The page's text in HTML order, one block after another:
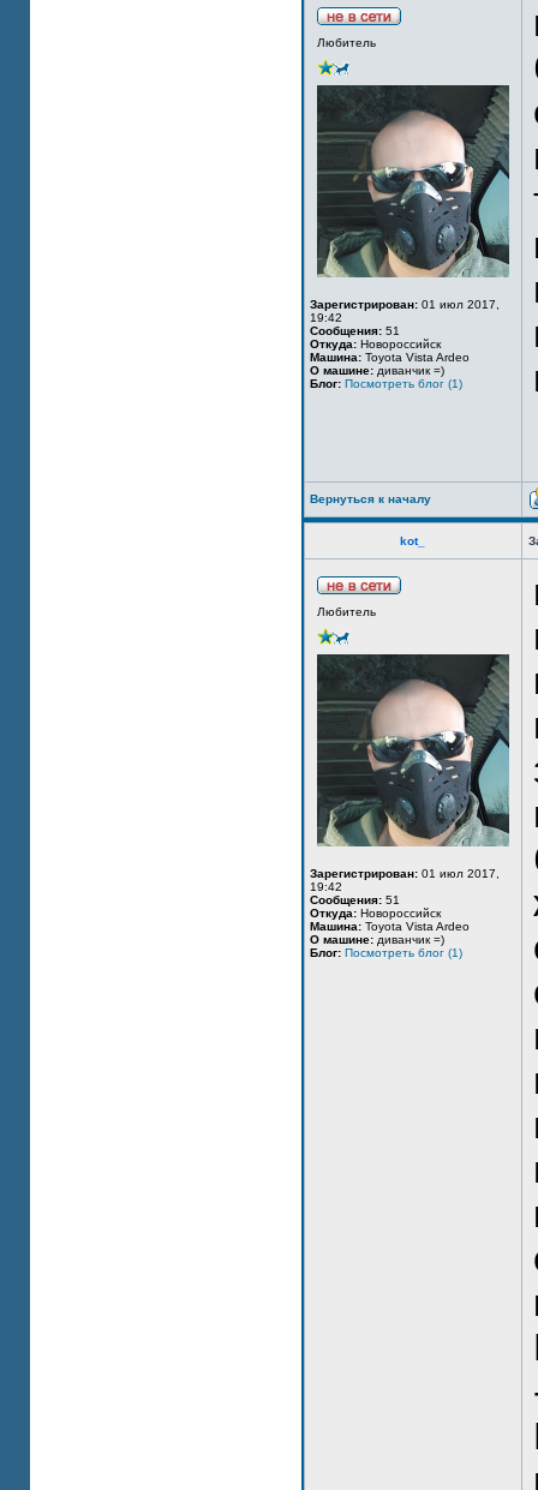
Любитель
Зарегистрирован: 01 июл 2017,
19:42
Сообщения: 51
Откуда: Новороссийск
Машина: Toyota Vista Ardeo
О машине: диванчик =)
Блог: Посмотреть блог (1)
Вернуться к началу
kot_
Любитель
Зарегистрирован: 01 июл 2017,
19:42
Сообщения: 51
Откуда: Новороссийск
Машина: Toyota Vista Ardeo
О машине: диванчик =)
Блог: Посмотреть блог (1)